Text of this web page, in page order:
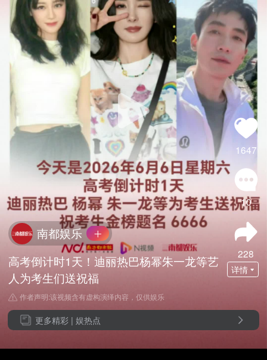
1647
10
228
南都娱乐
高考倒计时1天！迪丽热巴杨幂朱一龙等艺
人为考生们送祝福
详情
作者声明:该视频含有虚构演绎内容，仅供娱乐
更多精彩 | 娱热点